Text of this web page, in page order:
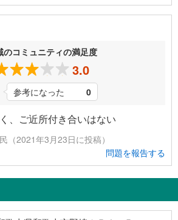
のコミュニティの満足度
3.0
参考になった 0
、ご近所付き合いはない
（2021年3月23日に投稿）
問題を報告する